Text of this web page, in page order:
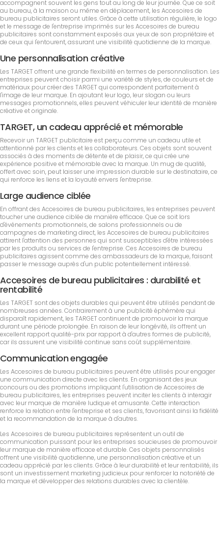
accompagnent souvent les gens tout au long de leur journée. Que ce soit
au bureau, à la maison ou même en déplacement, les Accesoires de
bureau publicitaires seront utiles. Grâce à cette utilisation régulière, le logo
et le message de l'entreprise imprimés sur les Accesoires de bureau
publicitaires sont constamment exposés aux yeux de son propriétaire et
de ceux qui l'entourent, assurant une visibilité quotidienne de la marque.
Une personnalisation créative
Les TARGET offrent une grande flexibilité en termes de personnalisation. Les
entreprises peuvent choisir parmi une variété de styles, de couleurs et de
matériaux pour créer des TARGET qui correspondent parfaitement à
l'image de leur marque. En ajoutant leur logo, leur slogan ou leurs
messages promotionnels, elles peuvent véhiculer leur identité de manière
créative et originale.
TARGET, un cadeau apprécié et mémorable
Recevoir un TARGET publicitaire est perçu comme un cadeau utile et
attentionné par les clients et les collaborateurs. Ces objets sont souvent
associés à des moments de détente et de plaisir, ce qui crée une
expérience positive et mémorable avec la marque. Un mug de qualité,
offert avec soin, peut laisser une impression durable sur le destinataire, ce
qui renforce les liens et la loyauté envers l'entreprise.
Large audience ciblée
En offrant des Accesoires de bureau publicitaires, les entreprises peuvent
toucher une audience ciblée de manière efficace. Que ce soit lors
d'événements promotionnels, de salons professionnels ou de
campagnes de marketing direct, les Accesoires de bureau publicitaires
attirent l'attention des personnes qui sont susceptibles d'être intéressées
par les produits ou services de l'entreprise. Ces Accesoires de bureau
publicitaires agissent comme des ambassadeurs de la marque, faisant
passer le message auprès d'un public potentiellement intéressé.
Accesoires de bureau publicitaires : durabilité et
rentabilité
Les TARGET sont des objets durables qui peuvent être utilisés pendant de
nombreuses années. Contrairement à une publicité éphémère qui
disparaît rapidement, les TARGET continuent de promouvoir la marque
durant une période prolongée. En raison de leur longévité, ils offrent un
excellent rapport qualité-prix par rapport à d'autres formes de publicité,
car ils assurent une visibilité continue sans coût supplémentaire.
Communication engagée
Les Accesoires de bureau publicitaires peuvent être utilisés pour engager
une communication directe avec les clients. En organisant des jeux
concours ou des promotions impliquant l'utilisation de Accesoires de
bureau publicitaires, les entreprises peuvent inciter les clients à interagir
avec leur marque de manière ludique et amusante. Cette interaction
renforce la relation entre l'entreprise et ses clients, favorisant ainsi la fidélité
et la recommandation de la marque à d'autres.
Les Accesoires de bureau publicitaires représentent un outil de
communication puissant pour les entreprises soucieuses de promouvoir
leur marque de manière efficace et durable. Ces objets personnalisés
offrent une visibilité quotidienne, une personnalisation créative et un
cadeau apprécié par les clients. Grâce à leur durabilité et leur rentabilité, ils
sont un investissement marketing judicieux pour renforcer la notoriété de
la marque et développer des relations durables avec la clientèle.